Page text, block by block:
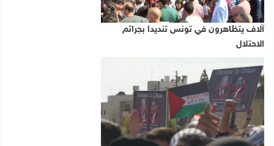
آلاف يتظاهرون في تونس تنديدا بجرائم
الاحتلال